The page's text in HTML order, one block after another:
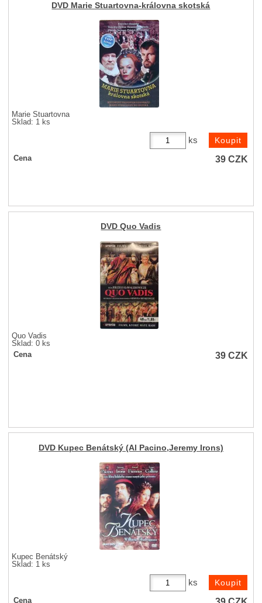
DVD Marie Stuartovna-královna skotská
Marie Stuartovna
Sklad: 1 ks
ks
Cena 39CZK
DVD Quo Vadis
Quo Vadis
Sklad: 0 ks
Cena
39CZK
DVD Kupec Benátský (Al Pacino,Jeremy Irons)
Kupec Benátský
Sklad: 1 ks
ks
Cena